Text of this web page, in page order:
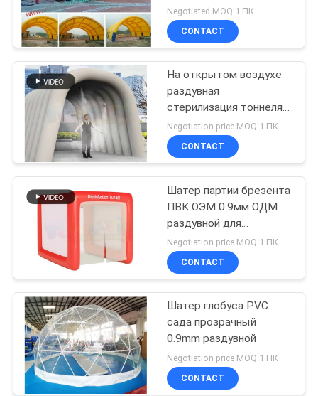
Раздувные
игрушки воды
Надувные
аквапарки
надувные
павильоны
154
раздувной для Веддинг
желтого цвета
выставки
Negotiated MOQ:1 ПК
CONTACT
На открытом воздухе
раздувная
стерилизация тоннеля
обеззараживанием с
машиной брызг
Negotiation price MOQ:1 ПК
CONTACT
Шатер партии брезента
ПВК ОЭМ 0.9мм ОДМ
раздувной для
квадратов ЭН14960
Negotiation price MOQ:1 ПК
CONTACT
Шатер глобуса PVC
сада прозрачный
0.9mm раздувной
Negotiation price MOQ:1 ПК
CONTACT